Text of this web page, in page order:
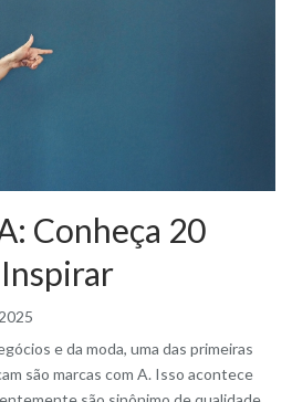
Conheça 20
e da moda, uma das primeiras
são marcas com A. Isso acontece